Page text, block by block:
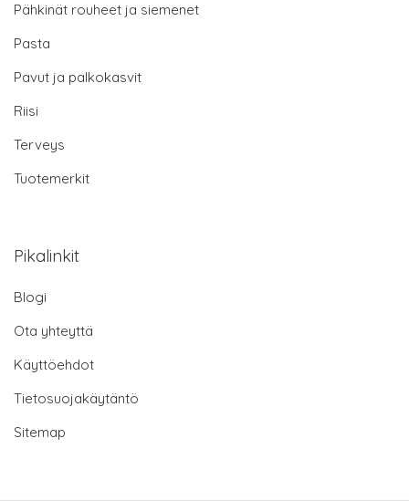
Pähkinät rouheet ja siemenet
Pasta
Pavut ja palkokasvit
Riisi
Terveys
Tuotemerkit
Pikalinkit
Blogi
Ota yhteyttä
Käyttöehdot
Tietosuojakäytäntö
Sitemap